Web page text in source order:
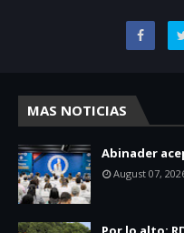
MAS NOTICIAS
Abinader
August 07,